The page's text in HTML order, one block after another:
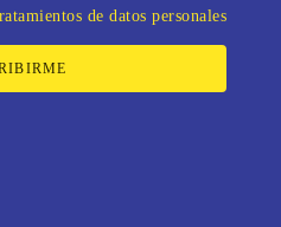
de datos personales